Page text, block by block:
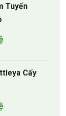
Tuyến
Cấy